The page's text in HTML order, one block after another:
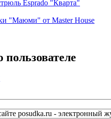
Esprado "Кварта"
"Маюми" от Master House
posudka.ru - электронный